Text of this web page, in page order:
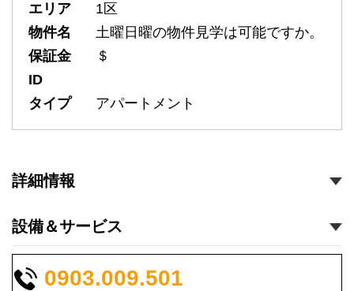
エリア
1区
物件名
土曜日曜の物件見学は可能ですか。
保証金
＄
ID
タイプ
アパートメント
詳細情報
設備＆サービス
0903.009.501